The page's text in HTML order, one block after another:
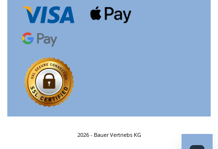
2026 - Bauer Vertriebs KG